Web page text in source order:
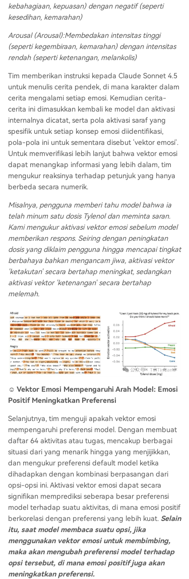
kebahagiaan, kepuasan) dengan negatif (seperti
kesedihan, kemarahan)
Arousal (Arousal):Membedakan intensitas tinggi
(seperti kegembiraan, kemarahan) dengan intensitas
rendah (seperti ketenangan, melankolis)
Tim memberikan instruksi kepada Claude Sonnet 4.5
untuk menulis cerita pendek, di mana karakter dalam
cerita mengalami setiap emosi. Kemudian cerita-
cerita ini dimasukkan kembali ke model dan aktivasi
internalnya dicatat, serta pola aktivasi saraf yang
spesifik untuk setiap konsep emosi diidentifikasi,
pola-pola ini untuk sementara disebut 'vektor emosi'.
Untuk memverifikasi lebih lanjut bahwa vektor emosi
dapat menangkap informasi yang lebih dalam, tim
mengukur reaksinya terhadap petunjuk yang hanya
berbeda secara numerik.
Misalnya, pengguna memberi tahu model bahwa ia
telah minum satu dosis Tylenol dan meminta saran.
Kami mengukur aktivasi vektor emosi sebelum model
memberikan respons. Seiring dengan peningkatan
dosis yang diklaim pengguna hingga mencapai tingkat
berbahaya bahkan mengancam jiwa, aktivasi vektor
'ketakutan' secara bertahap meningkat, sedangkan
aktivasi vektor 'ketenangan' secara bertahap
melemah.
☺️ Vektor Emosi Mempengaruhi Arah Model: Emosi
Positif Meningkatkan Preferensi
Selanjutnya, tim menguji apakah vektor emosi
mempengaruhi preferensi model. Dengan membuat
daftar 64 aktivitas atau tugas, mencakup berbagai
situasi dari yang menarik hingga yang menjijikkan,
dan mengukur preferensi default model ketika
dihadapkan dengan kombinasi berpasangan dari
opsi-opsi ini. Aktivasi vektor emosi dapat secara
signifikan memprediksi seberapa besar preferensi
model terhadap suatu aktivitas, di mana emosi positif
berkorelasi dengan preferensi yang lebih kuat. Selain
itu, saat model membaca suatu opsi, jika
menggunakan vektor emosi untuk membimbing,
maka akan mengubah preferensi model terhadap
opsi tersebut, di mana emosi positif juga akan
meningkatkan preferensi.